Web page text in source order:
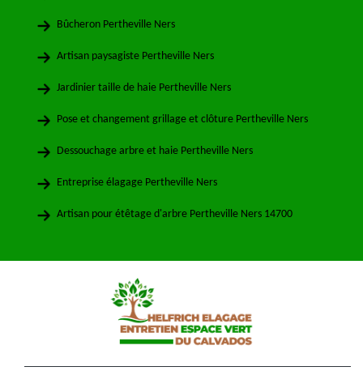
Bûcheron Pertheville Ners
Artisan paysagiste Pertheville Ners
Jardinier taille de haie Pertheville Ners
Pose et changement grillage et clôture Pertheville Ners
Dessouchage arbre et haie Pertheville Ners
Entreprise élagage Pertheville Ners
Artisan pour étêtage d'arbre Pertheville Ners 14700